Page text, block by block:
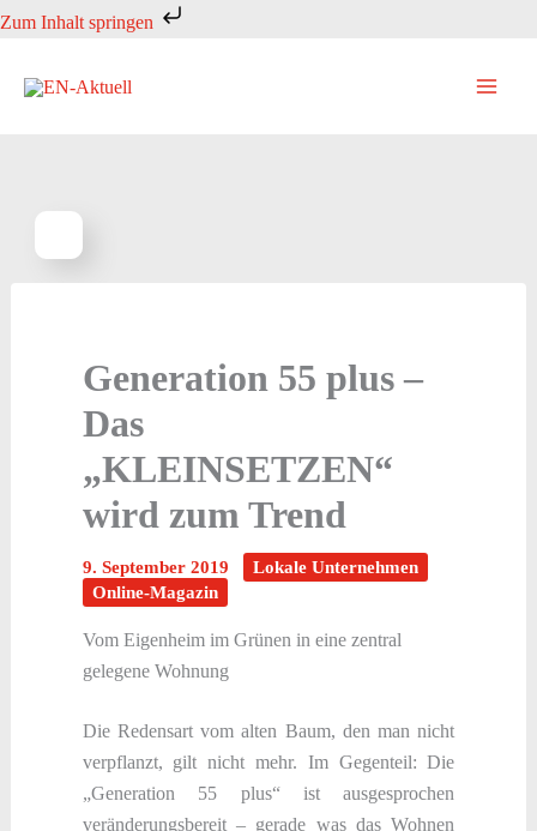
Zum Inhalt springen
Zum
springen
Generation 55 plus –
Das
„KLEINSETZEN“
wird zum Trend
9. September 2019
Lokale Unternehmen
Online-Magazin
Vom Eigenheim im Grünen in eine zentral
gelegene Wohnung
Die Redensart vom alten Baum, den man nicht
verpflanzt, gilt nicht mehr. Im Gegenteil: Die
„Generation 55 plus“ ist ausgesprochen
veränderungsbereit – gerade was das Wohnen